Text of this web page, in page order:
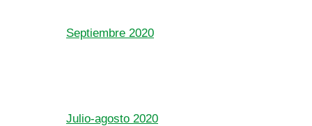
Septiembre 2020
Julio-agosto 2020